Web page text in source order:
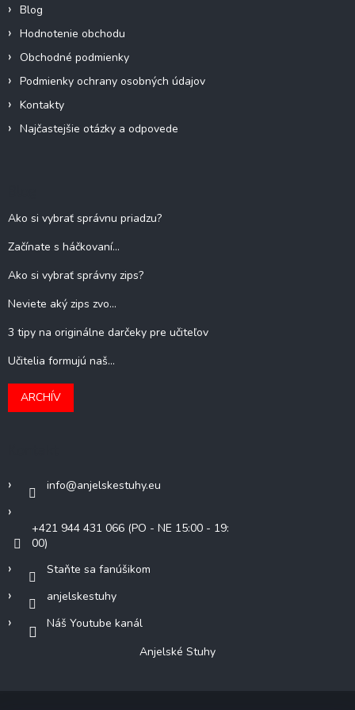
Blog
Hodnotenie obchodu
Obchodné podmienky
Podmienky ochrany osobných údajov
Kontakty
Najčastejšie otázky a odpovede
Ako si vybrať správnu priadzu?
Začínate s háčkovaní...
Ako si vybrať správny zips?
Neviete aký zips zvo...
3 tipy na originálne darčeky pre učiteľov
Učitelia formujú naš...
ARCHÍV
info@anjelskestuhy.eu
+421 944 431 066 (PO - NE 15:00 - 19:
00)
Staňte sa fanúšikom
anjelskestuhy
Náš Youtube kanál
Anjelské Stuhy